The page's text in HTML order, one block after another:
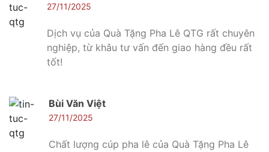
27/11/2025
Dịch vụ của Quà Tặng Pha Lê QTG rất chuyên
nghiệp, từ khâu tư vấn đến giao hàng đều rất
tốt!
Bùi Văn Việt
27/11/2025
Chất lượng cúp pha lê của Quà Tặng Pha Lê